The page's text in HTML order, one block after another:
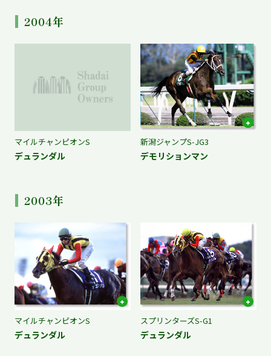
2004年
マイルチャンピオンS
デュランダル
新潟ジャンプS-JG3
デモリションマン
2003年
マイルチャンピオンS
デュランダル
スプリンターズS-G1
デュランダル